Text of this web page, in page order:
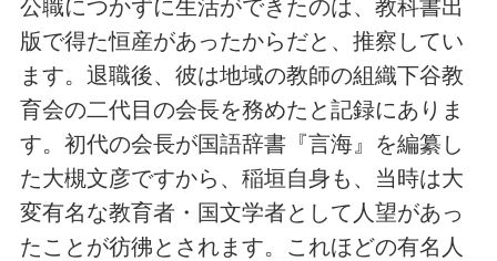
公職につかずに生活ができたのは、教科書出
版で得た恒産があったからだと、推察してい
ます。退職後、彼は地域の教師の組織下谷教
育会の二代目の会長を務めたと記録にありま
す。初代の会長が国語辞書『言海』を編纂し
た大槻文彦ですから、稲垣自身も、当時は大
変有名な教育者・国文学者として人望があっ
たことが彷彿とされます。これほどの有名人